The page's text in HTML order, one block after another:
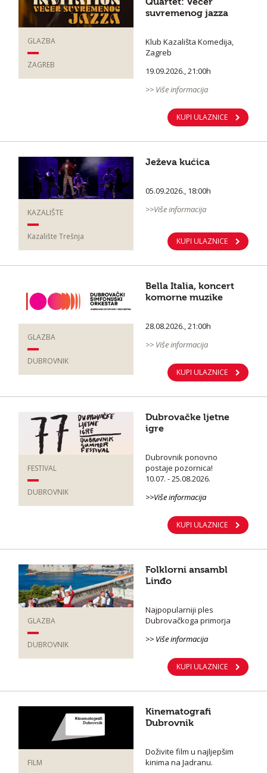
GLAZBA
ZAGREB
suvremenog jazza
Klub Kazališta Komedija,
Zagreb
19.09.2026., 21:00h
>> Više informacija
KUPI ULAZNICE
KAZALIŠTE
Kazalište Trešnja
Ježeva kućica
05.09.2026., 18:00h
>>Više informacija
KUPI ULAZNICE
GLAZBA
DUBROVNIK
Bella Italia, koncert
komorne muzike
28.08.2026., 21:00h
>> Više informacija
KUPI ULAZNICE
FESTIVAL
DUBROVNIK
Dubrovačke ljetne
igre
Dubrovnik ponovno
postaje pozornica!
10.07. - 25.08.2026.
>>Više informacija
KUPI ULAZNICE
GLAZBA
DUBROVNIK
Folklorni ansambl
Linđo
Najpopularniji ples
Dubrovačkoga primorja
>> Više informacija
KUPI ULAZNICE
FILM
Kinematografi
Dubrovnik
Doživite film u najljepšim
kinima na Jadranu.